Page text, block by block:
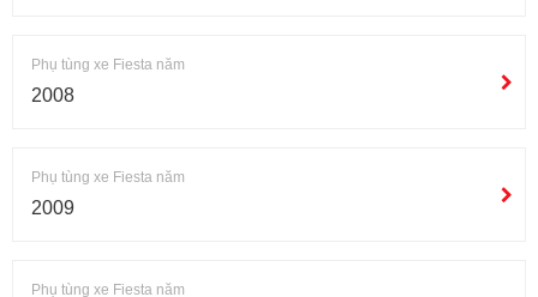
Phụ tùng xe Fiesta năm
2008
Phụ tùng xe Fiesta năm
2009
Phụ tùng xe Fiesta năm